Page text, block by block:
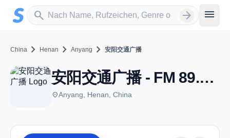
Zum Hauptinhalt springen
search
Sender suchen arrow_forward menu
China chevron_right Henan chevron_right Anyang chevron_right 安阳交通广播
安阳交通广播 - FM 89.0 - Anyang
placeAnyang, Henan, China